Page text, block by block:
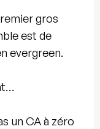
gros
est de
evergreen.
un CA à zéro